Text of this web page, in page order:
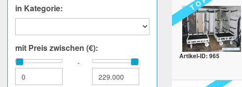
in Kategorie:
mit Preis zwischen (€):
-
Artikel-ID: 965